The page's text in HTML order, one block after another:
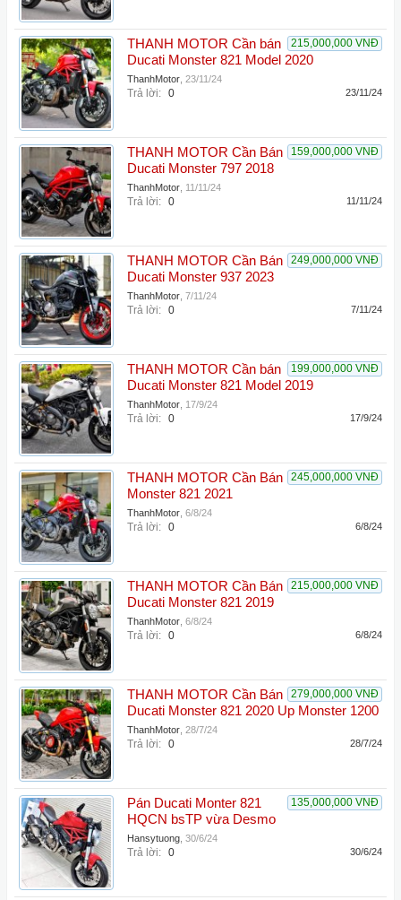
215,000,000 VNĐ
THANH MOTOR Cần bán
Ducati Monster 821 Model 2020
ThanhMotor 23/11/24
Trả lời: 0 23/11/24
159,000,000 VNĐ
THANH MOTOR Cần Bán
Ducati Monster 797 2018
ThanhMotor 11/11/24
Trả lời: 0 11/11/24
249,000,000 VNĐ
THANH MOTOR Cần Bán
Ducati Monster 937 2023
ThanhMotor 7/11/24
Trả lời: 0 7/11/24
199,000,000 VNĐ
THANH MOTOR Cần bán
Ducati Monster 821 Model 2019
ThanhMotor 17/9/24
Trả lời: 0 17/9/24
245,000,000 VNĐ
THANH MOTOR Cần Bán
Monster 821 2021
ThanhMotor 6/8/24
Trả lời: 0 6/8/24
215,000,000 VNĐ
THANH MOTOR Cần Bán
Ducati Monster 821 2019
ThanhMotor 6/8/24
Trả lời: 0 6/8/24
279,000,000 VNĐ
THANH MOTOR Cần Bán
Ducati Monster 821 2020 Up Monster 1200
ThanhMotor 28/7/24
Trả lời: 0 28/7/24
135,000,000 VNĐ
Pán Ducati Monter 821
HQCN bsTP vừa Desmo
Hansytuong 30/6/24
Trả lời: 0 30/6/24